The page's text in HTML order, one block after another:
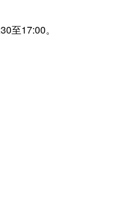
至17:00。